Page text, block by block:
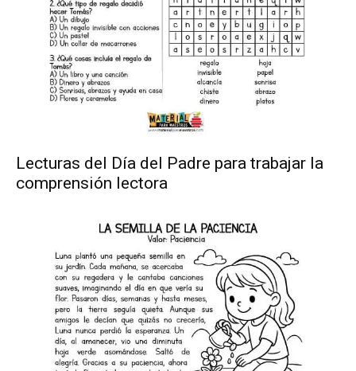
Lecturas del Día del Padre para trabajar la
comprensión lectora